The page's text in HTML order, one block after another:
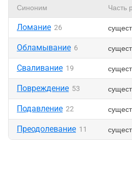
Синоним Часть
Ломание 26
Обламывание 6
Сваливание 19
Повреждение 53
Подавление 22
Преодолевание 11